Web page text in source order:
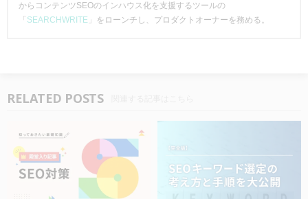
からコンテンツSEOのインハウス化を支援するツールの
「 SEARCHWRITE 」をローンチし、プロダクトオーナーを務める。
RELATED POSTS